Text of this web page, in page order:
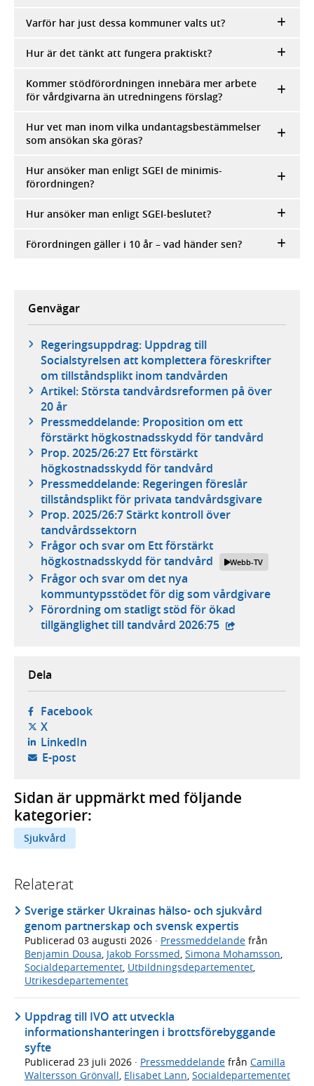
Varför har just dessa kommuner valts ut?
Hur är det tänkt att fungera praktiskt?
Kommer stödförordningen innebära mer arbete
för vårdgivarna än utredningens förslag?
Hur vet man inom vilka undantagsbestämmelser
som ansökan ska göras?
Hur ansöker man enligt SGEI de minimis-
förordningen?
Hur ansöker man enligt SGEI-beslutet?
Förordningen gäller i 10 år – vad händer sen?
Genvägar
Regeringsuppdrag: Uppdrag till
Socialstyrelsen att komplettera föreskrifter
om tillståndsplikt inom tandvården
Artikel: Största tandvårdsreformen på över
20 år
Pressmeddelande: Proposition om ett
förstärkt högkostnadsskydd för tandvård
Prop. 2025/26:27 Ett förstärkt
högkostnadsskydd för tandvård
Pressmeddelande: Regeringen föreslår
tillståndsplikt för privata tandvårdsgivare
Prop. 2025/26:7 Stärkt kontroll över
tandvårdssektorn
Frågor och svar om Ett förstärkt
högkostnadsskydd för tandvård
Webb-TV
Frågor och svar om det nya
kommuntypsstödet för dig som vårdgivare
Förordning om statligt stöd för ökad
tillgänglighet till tandvård 2026:75 - extern
Dela
Facebook- öppnas i ny flik, extern webbplats,
X- öppnas i ny flik, extern webbplats,
LinkedIn- öppnas i ny flik, extern webbplats,
E-post- öppnar din e-postklient,
Sidan är uppmärkt med följande
kategorier:
Sjukvård
Relaterat
Sverige stärker Ukrainas hälso- och sjukvård
genom partnerskap och svensk expertis
Publicerad 03 augusti 2026 · Pressmeddelande från
Benjamin Dousa Jakob Forssmed Simona Mohamsson
Socialdepartementet Utbildningsdepartementet
Utrikesdepartementet
Uppdrag till IVO att utveckla
informationshanteringen i brottsförebyggande
syfte
Publicerad 23 juli 2026 · Pressmeddelande från Camilla
Waltersson Grönvall, Elisabet Lann, Socialdepartementet